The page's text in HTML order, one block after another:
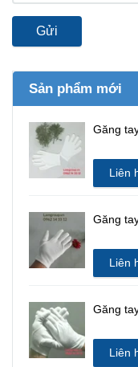
Gửi
Sản phẩm mới
Găng
Liên
Găng
Liên
Găng
Liên